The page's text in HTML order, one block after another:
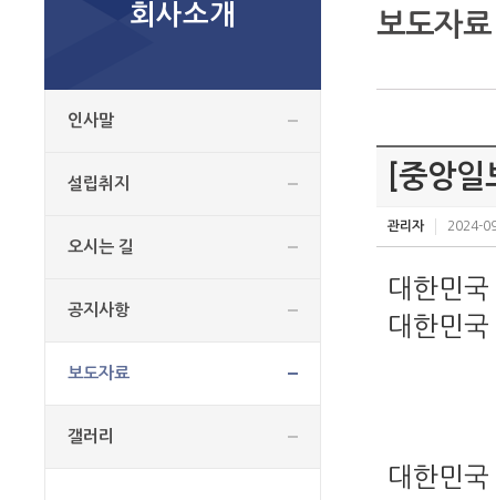
회사소개
인사말
설립취지
오시는 길
공지사항
보도자료
갤러리
보도자료
[중앙
관리자 2024-
대한민
대한민
대한민